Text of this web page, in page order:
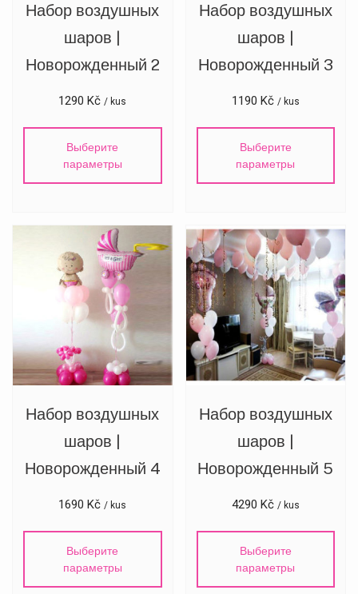
Набор воздушных
шаров |
Новорожденный 2
1290Kč / kus
Выберите
параметры
Набор воздушных
шаров |
Новорожденный 3
1190 Kč / kus
Выберите
параметры
Набор воздушных
шаров |
Новорожденный 4
1690Kč / kus
Выберите
параметры
Набор воздушных
шаров |
Новорожденный 5
4290 Kč / kus
Выберите
параметры